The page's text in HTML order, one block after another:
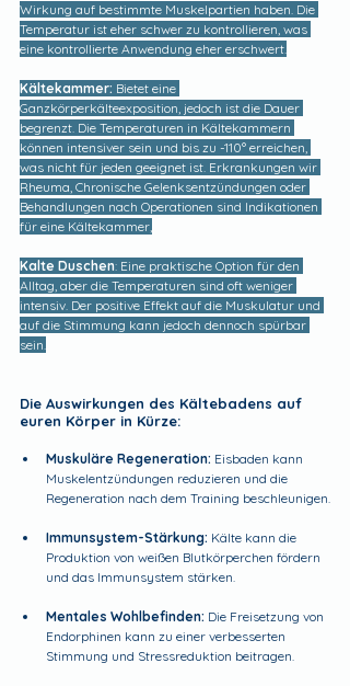
Wirkung auf bestimmte Muskelpartien haben. Die
Temperatur ist eher schwer zu kontrollieren, was
eine kontrollierte Anwendung eher erschwert.
Kältekammer: Bietet eine
Ganzkörperkälteexposition, jedoch ist die Dauer
begrenzt. Die Temperaturen in Kältekammern
können intensiver sein und bis zu -110° erreichen,
was nicht für jeden geeignet ist. Erkrankungen wir
Rheuma, Chronische Gelenksentzündungen oder
Behandlungen nach Operationen sind Indikationen
für eine Kältekammer,
Kalte Duschen: Eine praktische Option für den
Alltag, aber die Temperaturen sind oft weniger
intensiv. Der positive Effekt auf die Muskulatur und
auf die Stimmung kann jedoch dennoch spürbar
sein.
Die Auswirkungen des Kältebadens auf
euren Körper in Kürze:
Muskuläre Regeneration: Eisbaden kann
Muskelentzündungen reduzieren und die
Regeneration nach dem Training beschleunigen.
Immunsystem-Stärkung: Kälte kann die
Produktion von weißen Blutkörperchen fördern
und das Immunsystem stärken.
Mentales Wohlbefinden: Die Freisetzung von
Endorphinen kann zu einer verbesserten
Stimmung und Stressreduktion beitragen.